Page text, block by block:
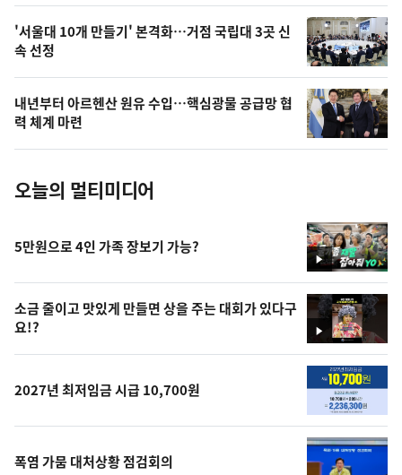
오
늘
의
사
진
'서울대 10개 만들기' 본격화…거점 국립대 3곳 신
속 선정
내년부터 아르헨산 원유 수입…핵심광물 공급망 협
력 체계 마련
오늘의 멀티미디어
영
상
5만원으로 4인 가족 장보기 가능?
영
상
소금 줄이고 맛있게 만들면 상을 주는 대회가 있다구
요!?
2027년 최저임금 시급 10,700원
폭염 가뭄 대처상황 점검회의